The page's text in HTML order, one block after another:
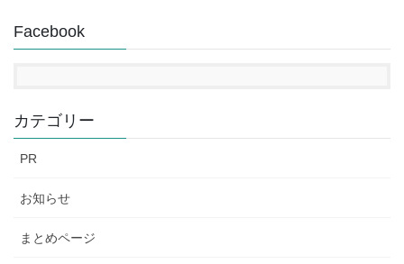
Facebook
カテゴリー
PR
お知らせ
まとめページ